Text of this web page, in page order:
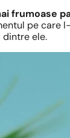
frumoase
pe care
dintre ele.